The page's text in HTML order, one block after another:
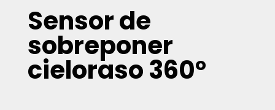
Sensor de
sobreponer
cieloraso 360°